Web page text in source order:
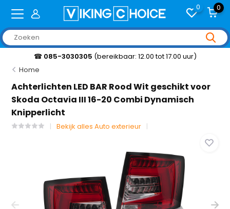
0 0
☎ 085-3030305 (bereikbaar: 12.00 tot 17.00 uur)
Home
Achterlichten LED BAR Rood Wit geschikt voor
Skoda Octavia III 16-20 Combi Dynamisch
Knipperlicht
Bekijk alles Auto exterieur